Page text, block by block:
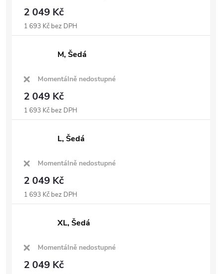
2 049 Kč
1 693 Kč bez DPH
M, Šedá
Momentálně nedostupné
2 049 Kč
1 693 Kč bez DPH
L, Šedá
Momentálně nedostupné
2 049 Kč
1 693 Kč bez DPH
XL, Šedá
Momentálně nedostupné
2 049 Kč